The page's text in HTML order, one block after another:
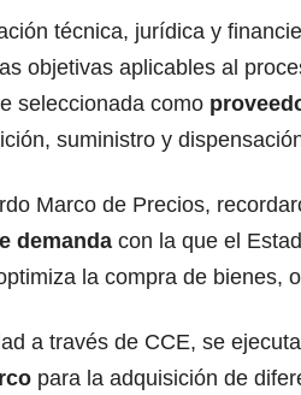
técnica, jurídica y
objetivas aplicables al
seleccionada como
suministro y
Marco de Precios,
demanda con la que el
la compra de bienes,
a través de CCE, se
para la adquisición de